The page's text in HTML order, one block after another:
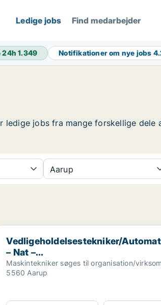
Ledige jobs Find medarbejder
24h1.349 Notifikationer om nye jobs
ledige jobs fra mange forskellige
Aarup
Vedligeholdelsestekniker/
– Nat –...
Maskintekniker søges til organisation/
5560 Aarup